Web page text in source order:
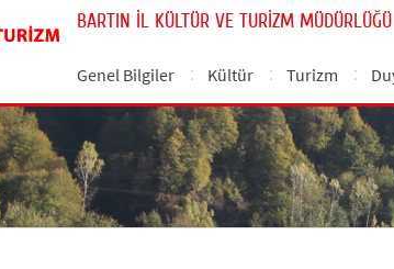
BARTIN İL KÜLTÜR VE TURİZM MÜDÜRLÜĞÜ
Genel Bilgiler Kültür Turizm